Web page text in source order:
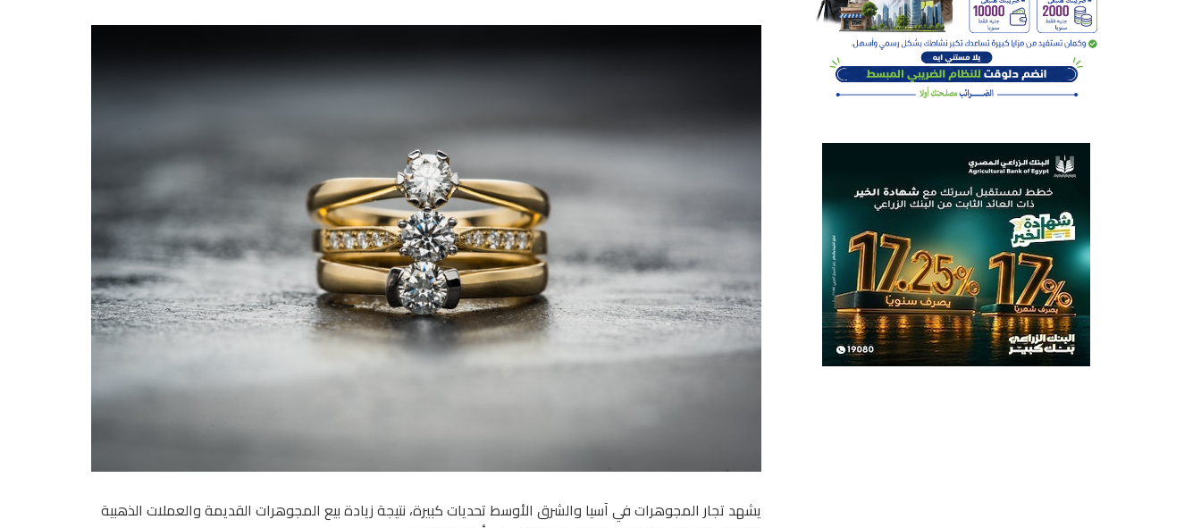
يشهد تجار المجوهرات في آسيا والشرق الأوسط تحديات كبيرة، نتيجة زيادة بيع المجوهرات القديمة والعملات الذهبية